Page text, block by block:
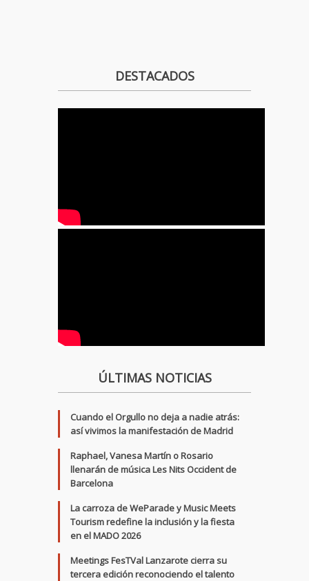
DESTACADOS
ÚLTIMAS NOTICIAS
Cuando el Orgullo no deja a nadie atrás:
así vivimos la manifestación de Madrid
Raphael, Vanesa Martín o Rosario
llenarán de música Les Nits Occident de
Barcelona
La carroza de WeParade y Music Meets
Tourism redefine la inclusión y la fiesta
en el MADO 2026
Meetings FesTVal Lanzarote cierra su
tercera edición reconociendo el talento